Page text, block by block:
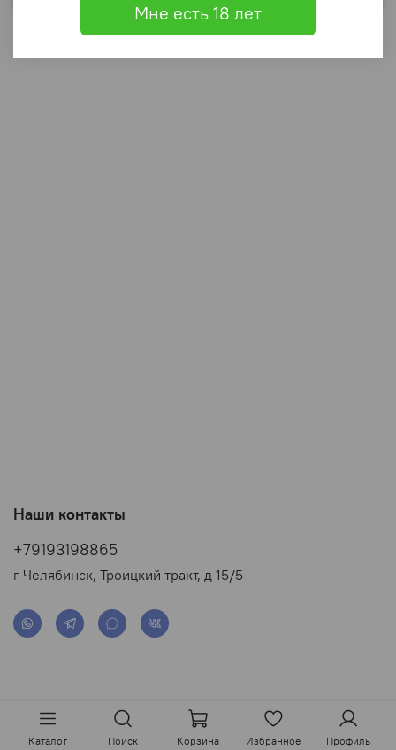
Наши контакты
+79193198865
г Челябинск, Троицкий тракт, д 15/5
Каталог Поиск Корзина Избранное Профиль
Мне есть 18 лет